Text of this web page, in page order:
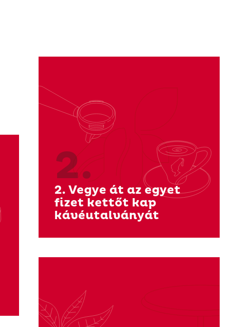
2.
2. Vegye át az egyet
fizet kettőt kap
kávéutalványát